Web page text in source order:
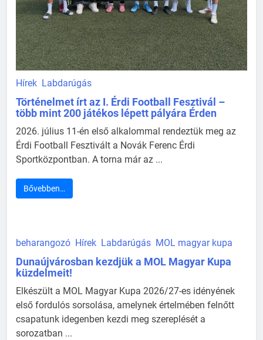
Hírek Labdarúgás
Történelmet írt az I. Érdi Football Fesztivál –
több mint 200 játékos lépett pályára Érden
2026. július 11-én első alkalommal rendeztük meg az
Érdi Football Fesztivált a Novák Ferenc Érdi
Sportközpontban. A torna már az ...
Bővebben…
beharangozó Hírek Labdarúgás MOL magyar kupa
Dunaújvárosban kezdjük a MOL Magyar Kupa
küzdelmeit!
Elkészült a MOL Magyar Kupa 2026/27-es idényének
első fordulós sorsolása, amelynek értelmében felnőtt
csapatunk idegenben kezdi meg szereplését a
sorozatban ...